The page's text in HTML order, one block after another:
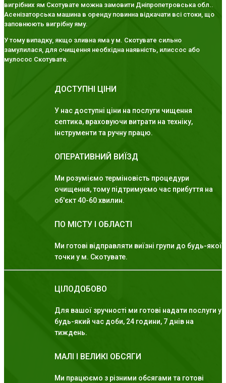
вигрібних ям Скотувате можна замовити Дніпропетровська обл..
Асенізаторська машина в оренду повинна відкачати всі стоки, що
заповнюють вигрібну яму.
У тому випадку, якщо зливна яма у м. Скотувате сильно
замулилася, для очищення необхідна наявність, илиссос або
мулосос Скотувате.
ДОСТУПНІ ЦІНИ
У нас доступні ціни на послуги чищення
септика, враховуючи витрати на техніку,
інструменти та ручну працю.
ОПЕРАТИВНИЙ ВИЇЗД
Ми розуміємо терміновість процедури
очищення, тому підтримуємо час прибуття на
об'єкт 40-60 хвилин.
ПО МІСТУ І ОБЛАСТІ
Ми готові відправляти виїзні групи до будь-якої
точки у м. Скотувате.
ЦІЛОДОБОВО
Для вашої зручності ми готові надати послуги у
будь-який час доби, 24 години, 7 днів на
тиждень.
МАЛІ І ВЕЛИКІ ОБСЯГИ
Ми працюємо з різними обсягами та готові